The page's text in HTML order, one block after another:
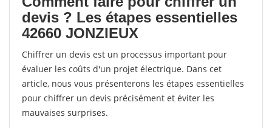
devis ? Les étapes essentielles
42660 JONZIEUX
Chiffrer un devis est un processus important pour
évaluer les coûts d'un projet électrique. Dans cet
article, nous vous présenterons les étapes essentielles
pour chiffrer un devis précisément et éviter les
mauvaises surprises.